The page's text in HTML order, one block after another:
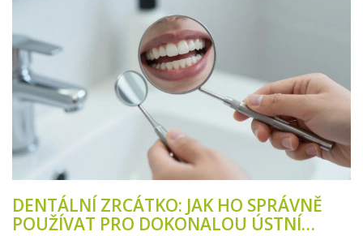
DENTÁLNÍ ZRCÁTKO: JAK HO SPRÁVNĚ
POUŽÍVAT PRO DOKONALOU ÚSTNÍ